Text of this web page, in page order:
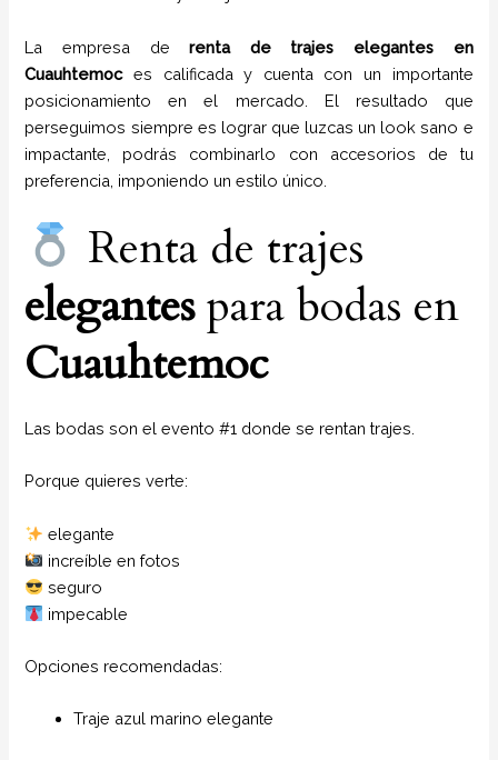
La empresa derenta de trajes elegantes en
Cuauhtemoc es calificada y cuenta con un importante
posicionamiento en el mercado. El resultado que
perseguimos siempre es lograr que luzcas un look sano e
impactante, podrás combinarlo con accesorios de tu
preferencia, imponiendo un estilo único.
Renta de trajes
elegantespara bodas en
Cuauhtemoc
Las bodas son el evento #1 donde se rentan trajes.
Porque quieres verte:
elegante
increíble en fotos
seguro
impecable
Opciones recomendadas:
Traje azul marino elegante